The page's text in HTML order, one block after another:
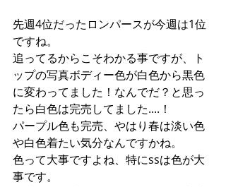
先週4位だったロンパースが今週は1位
ですね。
追ってるからこそわかる事ですが、ト
ップの写真ボディー色が白色から黒色
に変わってました！なんでだ？と思っ
たら白色は完売してました....！
パープル色も完売、やはり春は淡い色
や白色着たい気分なんですかね。
色って大事ですよね、特にssは色が大
事です。